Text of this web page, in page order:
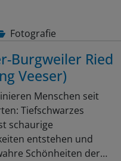
Fotografie
Burgweiler Ried
Veeser)
Menschen seit
Tiefschwarzes
schaurige
entstehen und
Schönheiten der…